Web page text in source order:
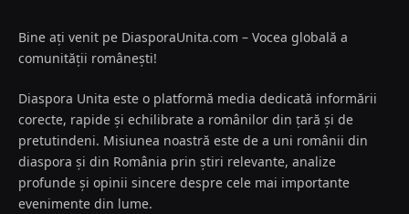
Bine ați venit pe DiasporaUnita.com – Vocea globală a
comunității românești!
Diaspora Unita este o platformă media dedicată informării
corecte, rapide și echilibrate a românilor din țară și de
pretutindeni. Misiunea noastră este de a uni românii din
diaspora și din România prin știri relevante, analize
profunde și opinii sincere despre cele mai importante
evenimente din lume.